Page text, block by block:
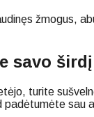
žmogus,
savo
turite
padėtumėte sau